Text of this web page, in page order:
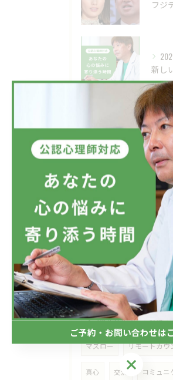
新し
タグ
自殺 自殺願望 適
メンタルケア 仕事
ラインによるケア メン
メンタルヘルス 愛情
マズロー リモートカウ
真心 交流 コミュニ
ご予約・お問い合わせは
ご予約・お問い合わせは